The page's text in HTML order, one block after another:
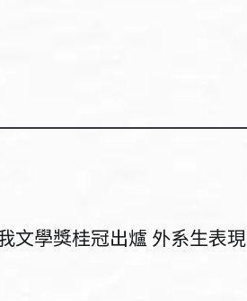
文學獎桂冠出爐 外系生表